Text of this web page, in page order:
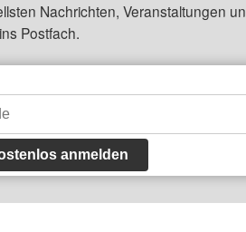
Nachrichten, Veranstaltungen
Postfach.
anmelden